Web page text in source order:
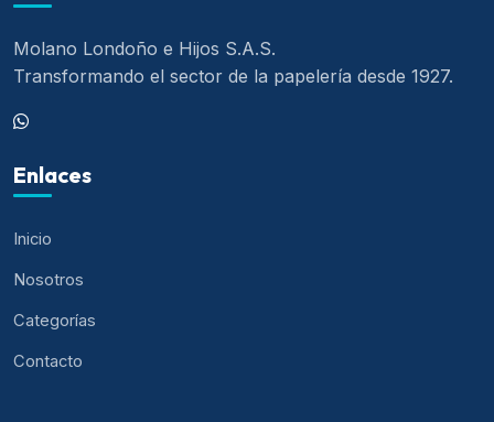
Molano Londoño e Hijos S.A.S.
Transformando el sector de la papelería desde 1927.
Enlaces
Inicio
Nosotros
Categorías
Contacto